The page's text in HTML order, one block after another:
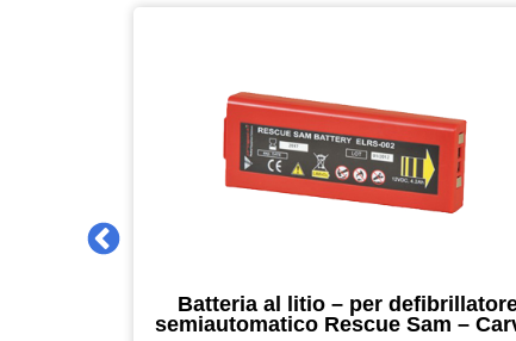
Batteria al litio – per
semiautomatico Rescue Sam –